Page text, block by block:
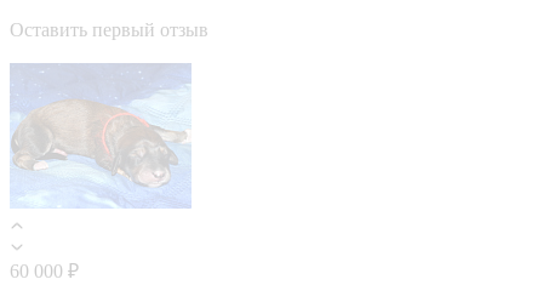
Оставить первый отзыв
60 000 ₽